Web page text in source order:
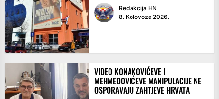
Redakcija HN
8. Kolovoza 2026.
VIDEO KONAKOVIĆEVE I
MEHMEDOVIĆEVE MANIPULACIJE NE
OSPORAVAJU ZAHTJEVE HRVATA